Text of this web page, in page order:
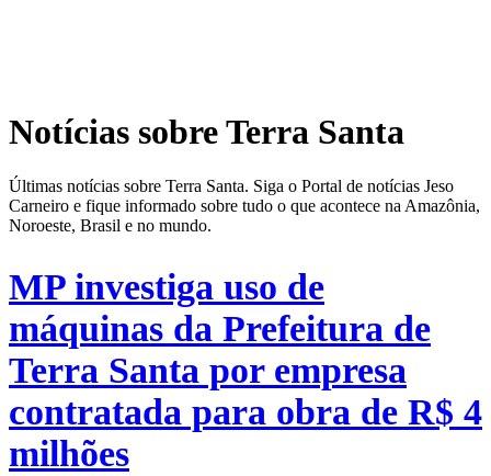
Notícias sobre Terra Santa
Últimas notícias sobre Terra Santa. Siga o Portal de notícias Jeso
Carneiro e fique informado sobre tudo o que acontece na Amazônia,
Noroeste, Brasil e no mundo.
MP investiga uso de
máquinas da Prefeitura de
Terra Santa por empresa
contratada para obra de R$ 4
milhões